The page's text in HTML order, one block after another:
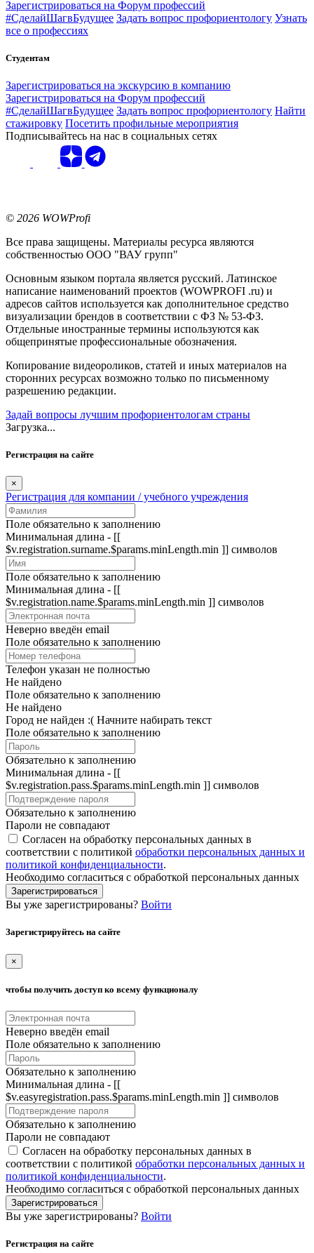
Зарегистрироваться на Форум профессий
#СделайШагвБудущее Задать вопрос профориентологу Узнать
все о профессиях
Студентам
Зарегистрироваться на экскурсию в компанию
Зарегистрироваться на Форум профессий
#СделайШагвБудущее Задать вопрос профориентологу Найти
стажировку Посетить профильные мероприятия
Подписывайтесь на нас в социальных сетях
© 2026 WOWProfi
Все права защищены. Материалы ресурса являются
собственностью ООО "ВАУ групп"
Основным языком портала является русский. Латинское
написание наименований проектов (WOWPROFI .ru) и
адресов сайтов используется как дополнительное средство
визуализации брендов в соответствии с ФЗ № 53-ФЗ.
Отдельные иностранные термины используются как
общепринятые профессиональные обозначения.
Копирование видеороликов, статей и иных материалов на
сторонних ресурсах возможно только по письменному
разрешению редакции.
Задай вопросы лучшим профориентологам страны
Загрузка...
Регистрация на сайте
×
Регистрация для компании / учебного учреждения
Поле обязательно к заполнению
Минимальная длина - [[
$v.registration.surname.$params.minLength.min ]] символов
Поле обязательно к заполнению
Минимальная длина - [[
$v.registration.name.$params.minLength.min ]] символов
Неверно введён email
Поле обязательно к заполнению
Телефон указан не полностью
Не найдено
Поле обязательно к заполнению
Не найдено
Город не найден :( Начните набирать текст
Поле обязательно к заполнению
Обязательно к заполнению
Минимальная длина - [[
$v.registration.pass.$params.minLength.min ]] символов
Обязательно к заполнению
Пароли не совпадают
Согласен на обработку персональных данных в
соответствии с политикой обработки персональных данных и
политикой конфиденциальности.
Необходимо согласиться с обработкой персональных данных
Зарегистрироваться
Вы уже зарегистрированы? Войти
Зарегистрируйтесь на сайте
×
чтобы получить доступ ко всему функционалу
Неверно введён email
Поле обязательно к заполнению
Обязательно к заполнению
Минимальная длина - [[
$v.easyregistration.pass.$params.minLength.min ]] символов
Обязательно к заполнению
Пароли не совпадают
Согласен на обработку персональных данных в
соответствии с политикой обработки персональных данных и
политикой конфиденциальности.
Необходимо согласиться с обработкой персональных данных
Зарегистрироваться
Вы уже зарегистрированы? Войти
Регистрация на сайте